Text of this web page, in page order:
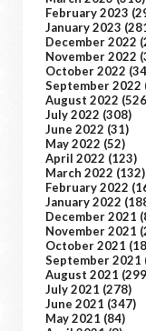
February 2023
January 2023
December 2022
November 2022
October 2022
September 2022
August 2022
July 2022 (308)
June 2022 (31)
May 2022 (52)
April 2022 (123)
March 2022 (132)
February 2022
January 2022
December 2021
November 2021
October 2021
September 2021
August 2021
July 2021 (278)
June 2021 (347)
May 2021 (84)